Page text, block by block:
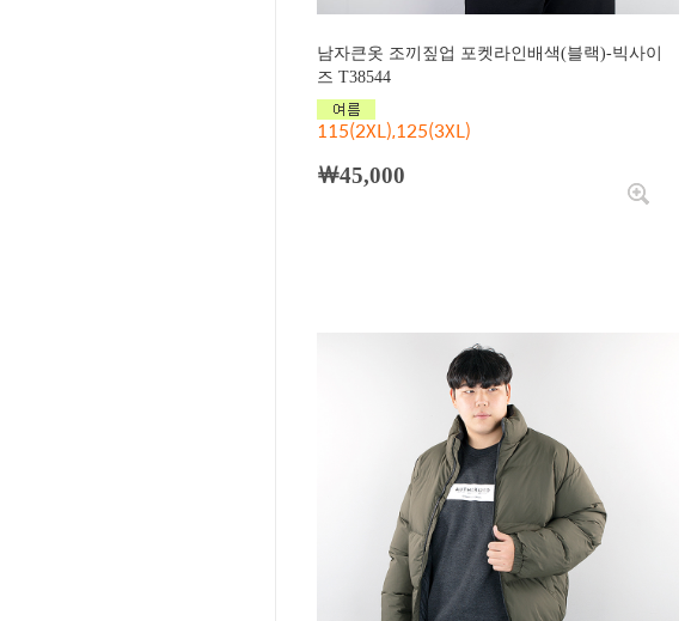
남자큰옷 조끼짚업 포켓라인배색(블랙)-빅사이
즈 T38544
115(2XL),125(3XL)
￦45,000